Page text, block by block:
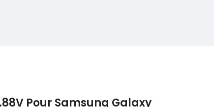
Pour Samsung Galaxy